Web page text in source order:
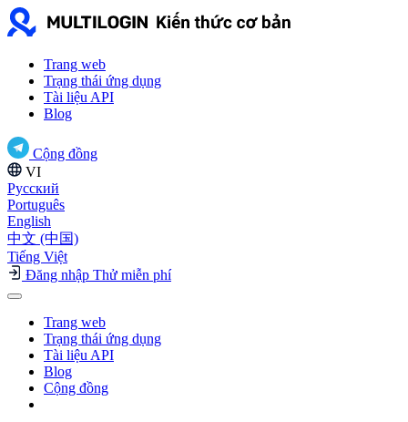
Trang web
Trạng thái ứng dụng
Tài liệu API
Blog
Cộng đồng
VI
Русский
Português
English
中文 (中国)
Tiếng Việt
Đăng nhập Thử miễn phí
Trang web
Trạng thái ứng dụng
Tài liệu API
Blog
Cộng đồng